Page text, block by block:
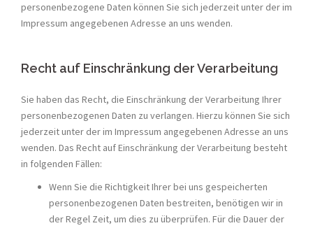
personenbezogene Daten können Sie sich jederzeit unter der im
Impressum angegebenen Adresse an uns wenden.
Recht auf Einschränkung der Verarbeitung
Sie haben das Recht, die Einschränkung der Verarbeitung Ihrer
personenbezogenen Daten zu verlangen. Hierzu können Sie sich
jederzeit unter der im Impressum angegebenen Adresse an uns
wenden. Das Recht auf Einschränkung der Verarbeitung besteht
in folgenden Fällen:
Wenn Sie die Richtigkeit Ihrer bei uns gespeicherten
personenbezogenen Daten bestreiten, benötigen wir in
der Regel Zeit, um dies zu überprüfen. Für die Dauer der